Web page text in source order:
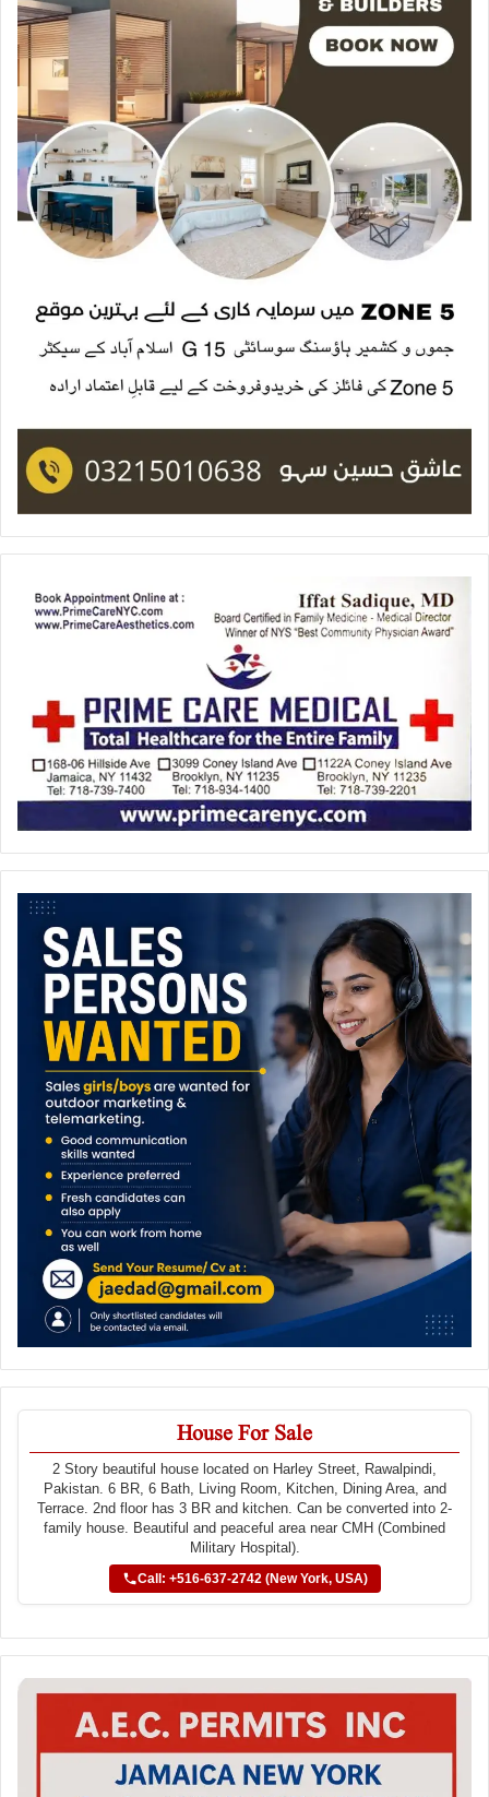
House For Sale
2 Story beautiful house located on Harley Street, Rawalpindi,
Pakistan. 6 BR, 6 Bath, Living Room, Kitchen, Dining Area, and
Terrace. 2nd floor has 3 BR and kitchen. Can be converted into 2-
family house. Beautiful and peaceful area near CMH (Combined
Military Hospital).
Call: +516-637-2742 (New York, USA)